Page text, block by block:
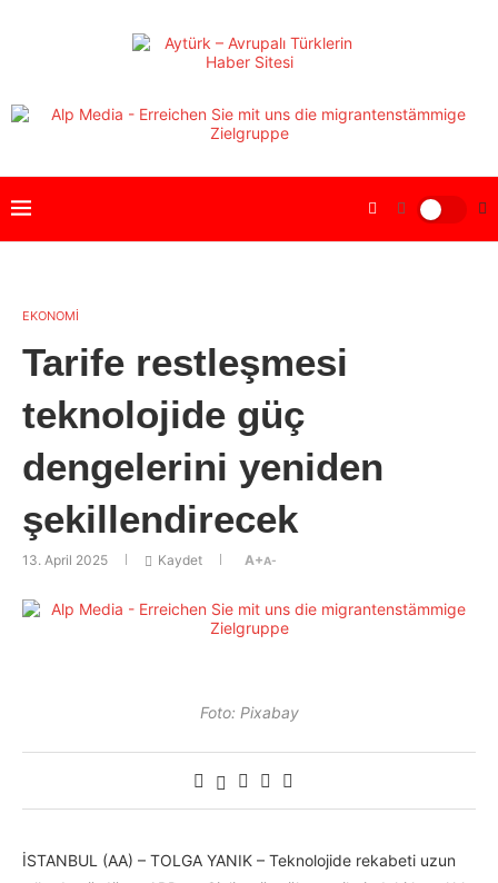
EKONOMİ
Tarife restleşmesi
teknolojide güç
dengelerini yeniden
şekillendirecek
13. April 2025 Kaydet A+A-
Foto: Pixabay
İSTANBUL (AA) – TOLGA YANIK – Teknolojide rekabeti uzun